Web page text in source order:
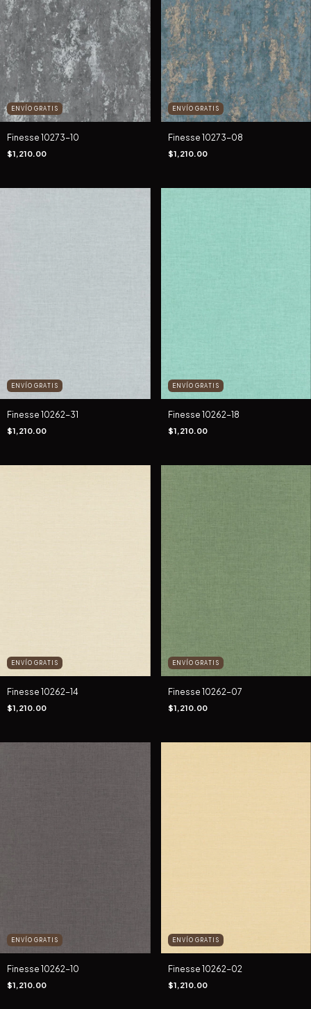
ENVÍO GRATIS
Finesse 10273-10
$1,210.00
ENVÍO GRATIS
Finesse 10273-08
$1,210.00
ENVÍO GRATIS
Finesse 10262-31
$1,210.00
ENVÍO GRATIS
Finesse 10262-18
$1,210.00
ENVÍO GRATIS
Finesse 10262-14
$1,210.00
ENVÍO GRATIS
Finesse 10262-07
$1,210.00
ENVÍO GRATIS
Finesse 10262-10
$1,210.00
ENVÍO GRATIS
Finesse 10262-02
$1,210.00